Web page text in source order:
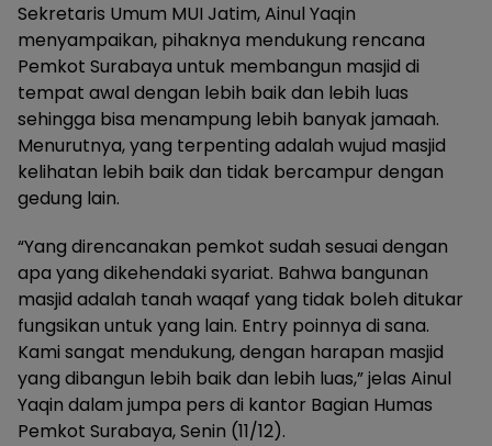
Sekretaris Umum MUI Jatim, Ainul Yaqin
menyampaikan, pihaknya mendukung rencana
Pemkot Surabaya untuk membangun masjid di
tempat awal dengan lebih baik dan lebih luas
sehingga bisa menampung lebih banyak jamaah.
Menurutnya, yang terpenting adalah wujud masjid
kelihatan lebih baik dan tidak bercampur dengan
gedung lain.
“Yang direncanakan pemkot sudah sesuai dengan
apa yang dikehendaki syariat. Bahwa bangunan
masjid adalah tanah waqaf yang tidak boleh ditukar
fungsikan untuk yang lain. Entry poinnya di sana.
Kami sangat mendukung, dengan harapan masjid
yang dibangun lebih baik dan lebih luas,” jelas Ainul
Yaqin dalam jumpa pers di kantor Bagian Humas
Pemkot Surabaya, Senin (11/12).